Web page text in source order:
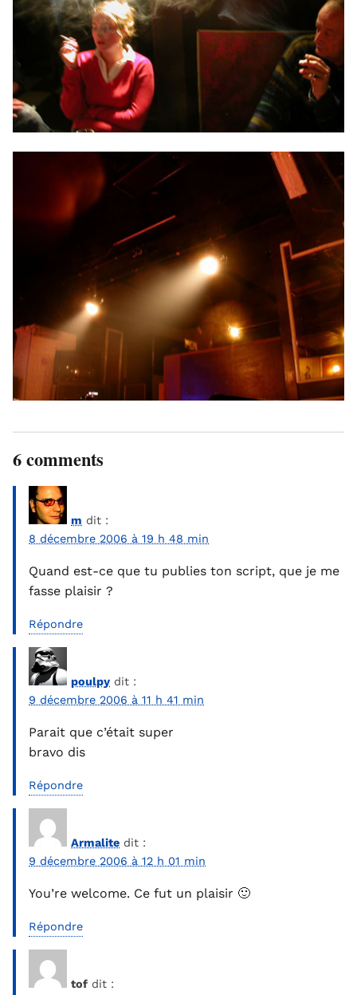
6 comments
m dit :
8 décembre 2006 à 19 h 48 min
Quand est-ce que tu publies ton script, que je me
fasse plaisir ?
Répondre
poulpy dit :
9 décembre 2006 à 11 h 41 min
Parait que c’était super
bravo dis
Répondre
Armalite dit :
9 décembre 2006 à 12 h 01 min
You’re welcome. Ce fut un plaisir 🙂
Répondre
tof dit :